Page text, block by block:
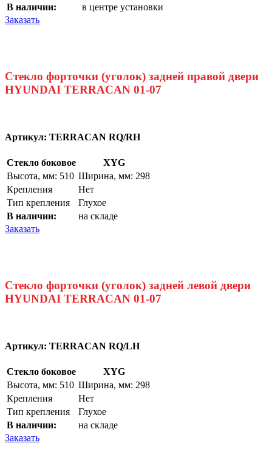
В наличии:
в центре установки
Заказать
Стекло форточки (уголок) задней правой двери
HYUNDAI TERRACAN 01-07
Артикул: TERRACAN RQ/RH
Стекло боковое
XYG
Высота, мм: 510 Ширина, мм: 298
Крепления
Нет
Тип крепления
Глухое
В наличии:
на складе
Заказать
Стекло форточки (уголок) задней левой двери
HYUNDAI TERRACAN 01-07
Артикул: TERRACAN RQ/LH
Стекло боковое
XYG
Высота, мм: 510 Ширина, мм: 298
Крепления
Нет
Тип крепления
Глухое
В наличии:
на складе
Заказать